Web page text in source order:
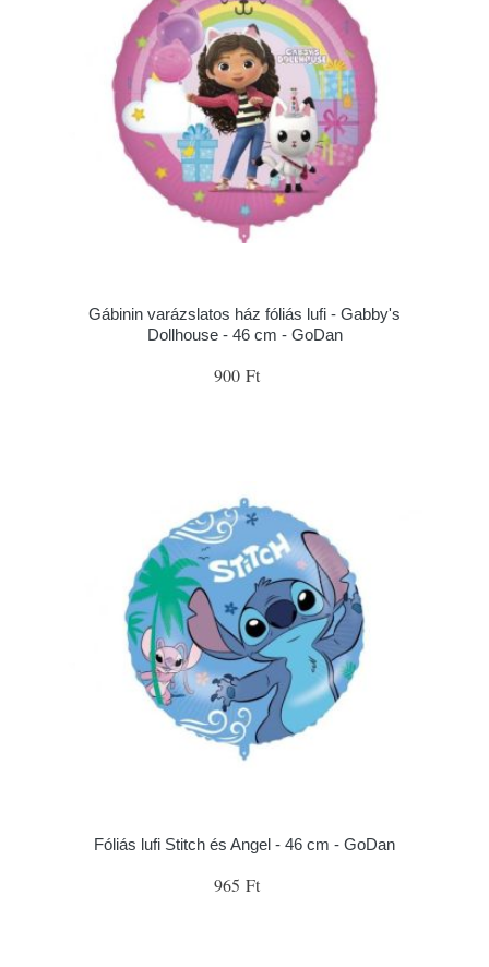
Gábinin varázslatos ház fóliás lufi - Gabby's
Dollhouse - 46 cm - GoDan
900 Ft
Fóliás lufi Stitch és Angel - 46 cm - GoDan
965 Ft